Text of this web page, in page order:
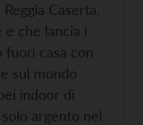
Caserta.
e che lancia i
casa con
sul mondo
indoor di
argento nel